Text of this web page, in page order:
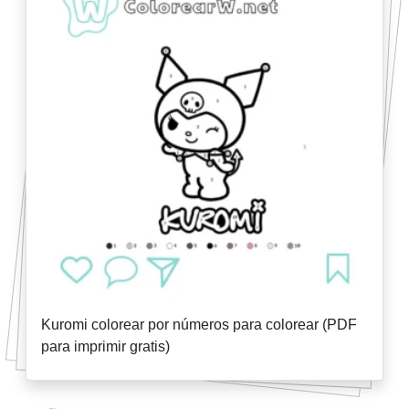
Kuromi colorear por números para colorear (PDF
para imprimir gratis)